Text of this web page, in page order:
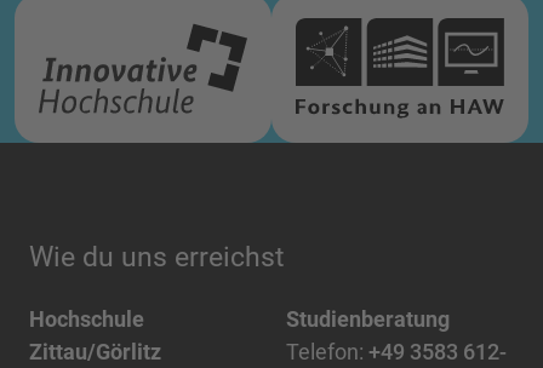
Wie du uns erreichst
Hochschule
Zittau/Görlitz
Studienberatung
Telefon: +49 3583 612-